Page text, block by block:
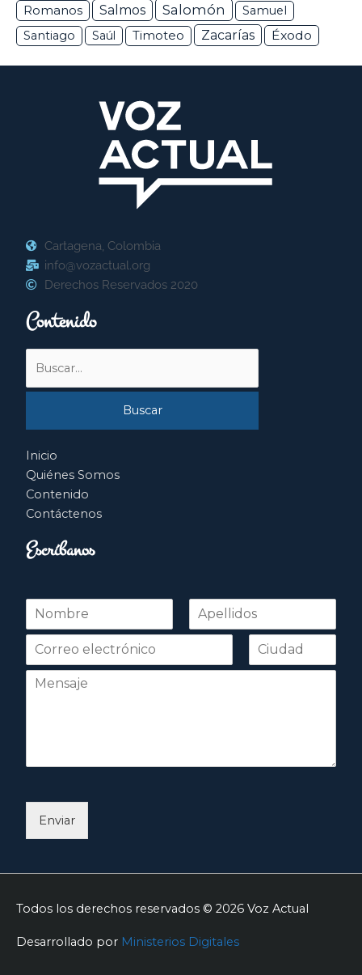
Romanos Salmos Salomón
Samuel
Santiago
Saúl Timoteo Zacarías Éxodo
Cartagena, Colombia
info@vozactual.org
Derechos Reservados 2020
Contenido
por:
Inicio
Quiénes Somos
Contenido
Contáctenos
Escríbanos
N
m
r
Nombre Apellidos
Enviar
Todos los derechos reservados © 2026 Voz Actual
Desarrollado por Ministerios Digitales